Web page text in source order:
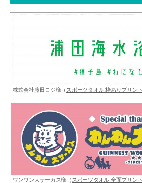
株式会社藤田ロジ様（ スポーツタオル 枠ありプリント
ワンワン大サーカス様（ スポーツタオル 全面プリント